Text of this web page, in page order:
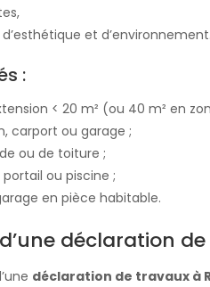
et d’environnement.
:
< 20 m² (ou 40 m² en
carport ou garage ;
ou de toiture ;
ou piscine ;
en pièce habitable.
déclaration
déclaration de travaux à